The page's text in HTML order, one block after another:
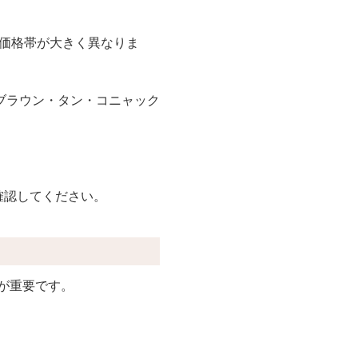
格帯が大きく異なりま
ウン・タン・コニャック
してください。
要です。